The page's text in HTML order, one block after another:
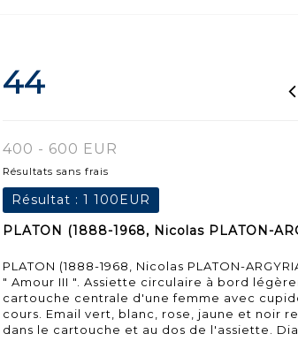
44
400 - 600 EUR
Résultats sans frais
Résultat : 1 100EUR
PLATON (1888-1968, Nicolas PLATON-
PLATON (1888-1968, Nicolas PLATON-
" Amour III ". Assiette circulaire à bord
cartouche centrale d'une femme avec
cours. Email vert, blanc, rose, jaune et noir
dans le cartouche et au dos de l'assiette.